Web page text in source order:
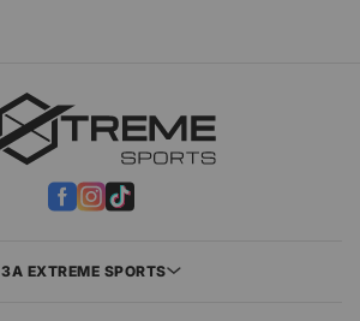
ЗА EXTREME SPORTS